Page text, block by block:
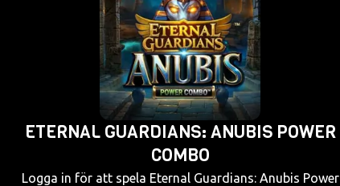
ETERNAL GUARDIANS: ANUBIS POWER
COMBO
Logga in för att spela Eternal Guardians: Anubis Power